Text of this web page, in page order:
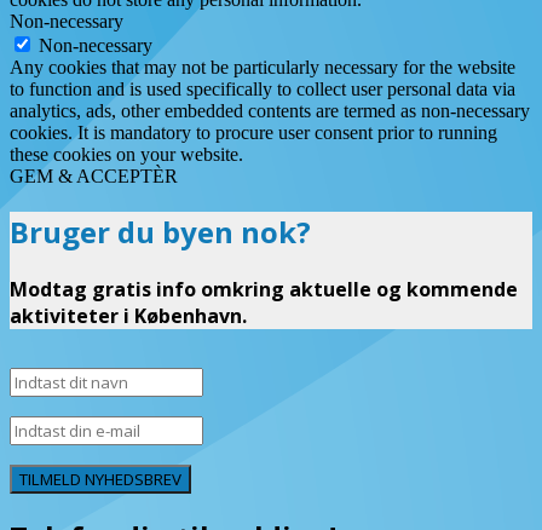
Non-necessary
Non-necessary
Any cookies that may not be particularly necessary for the website
to function and is used specifically to collect user personal data via
analytics, ads, other embedded contents are termed as non-necessary
cookies. It is mandatory to procure user consent prior to running
these cookies on your website.
GEM & ACCEPTÈR
Bruger du byen nok?
Modtag gratis info omkring aktuelle og kommende
aktiviteter i København.
TILMELD NYHEDSBREV